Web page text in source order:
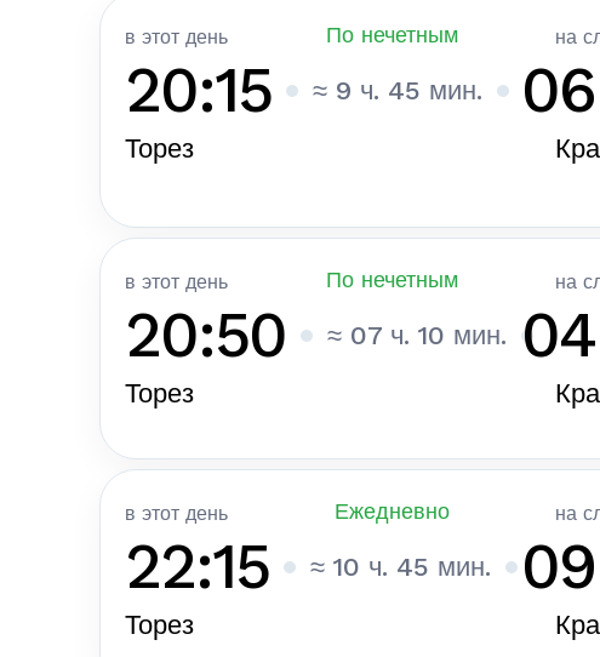
в этот день По нечетным на
20:15 ≈ 9 ч. 45 мин.
Торез
в этот день По нечетным на
20:50 ≈ 07 ч. 10 мин.
Торез
в этот день Ежедневно на
22:15 ≈ 10 ч. 45 мин.
Торез